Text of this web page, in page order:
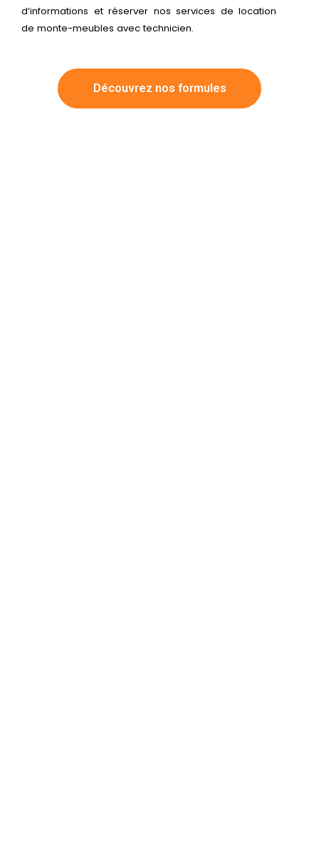
d’informations et réserver nos services de location
de monte-meubles avec technicien.
Découvrez nos formules